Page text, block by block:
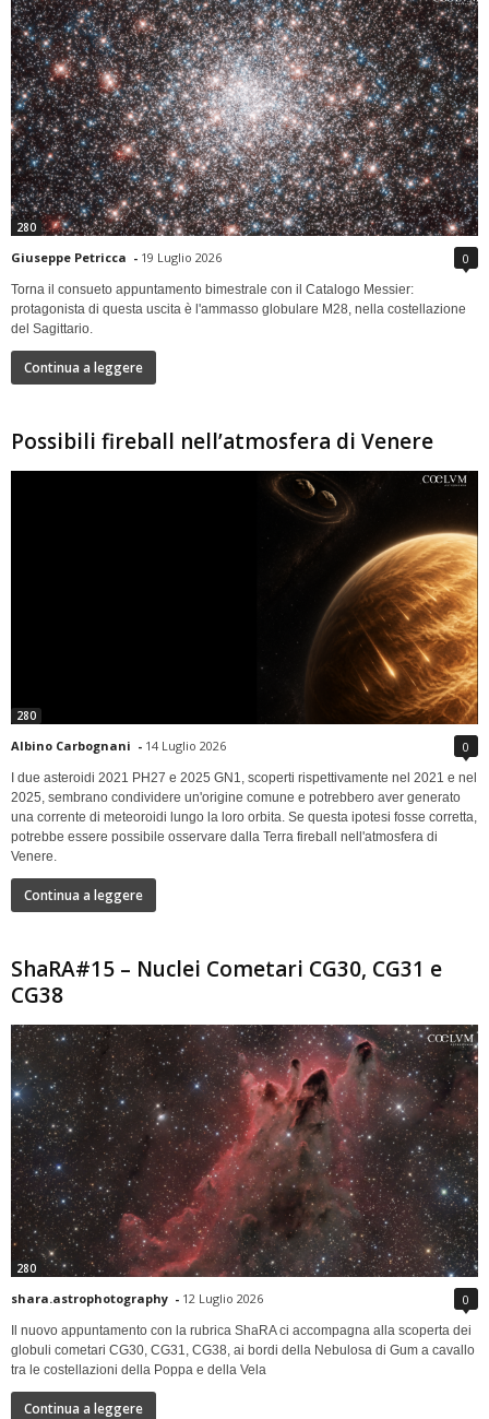
280
Giuseppe Petricca - 19 Luglio 2026 0
Torna il consueto appuntamento bimestrale con il Catalogo Messier:
protagonista di questa uscita è l'ammasso globulare M28, nella costellazione
del Sagittario.
Continua a leggere
Possibili fireball nell’atmosfera di Venere
280
Albino Carbognani - 14 Luglio 2026 0
I due asteroidi 2021 PH27 e 2025 GN1, scoperti rispettivamente nel 2021 e nel
2025, sembrano condividere un'origine comune e potrebbero aver generato
una corrente di meteoroidi lungo la loro orbita. Se questa ipotesi fosse corretta,
potrebbe essere possibile osservare dalla Terra fireball nell'atmosfera di
Venere.
Continua a leggere
ShaRA#15 – Nuclei Cometari CG30, CG31 e
CG38
280
shara.astrophotography - 12 Luglio 2026 0
Il nuovo appuntamento con la rubrica ShaRA ci accompagna alla scoperta dei
globuli cometari CG30, CG31, CG38, ai bordi della Nebulosa di Gum a cavallo
tra le costellazioni della Poppa e della Vela
Continua a leggere